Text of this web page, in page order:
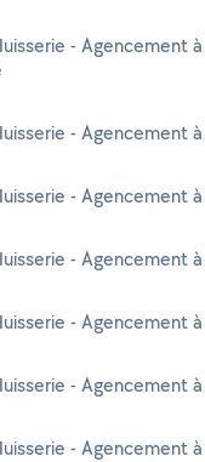
- Agencement
- Agencement à
- Agencement à
- Agencement
- Agencement
- Agencement
- Agencement